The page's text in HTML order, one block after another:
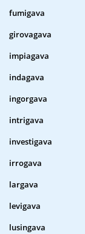
fumigava
girovagava
impiagava
indagava
ingorgava
intrigava
investigava
irrogava
largava
levigava
lusingava